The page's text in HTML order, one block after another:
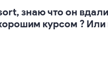
знаю что он
курсом ?